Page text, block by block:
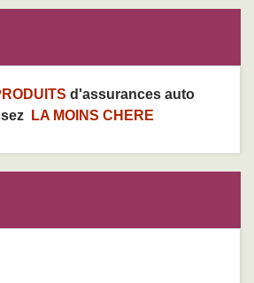
d'assurances auto
LA MOINS CHERE